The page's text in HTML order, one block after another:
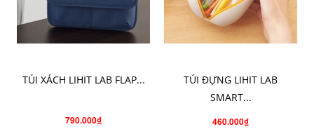
TÚI XÁCH LIHIT LAB FLAP...
790.000₫
TÚI ĐỰNG LIHIT LAB
SMART...
460.000₫